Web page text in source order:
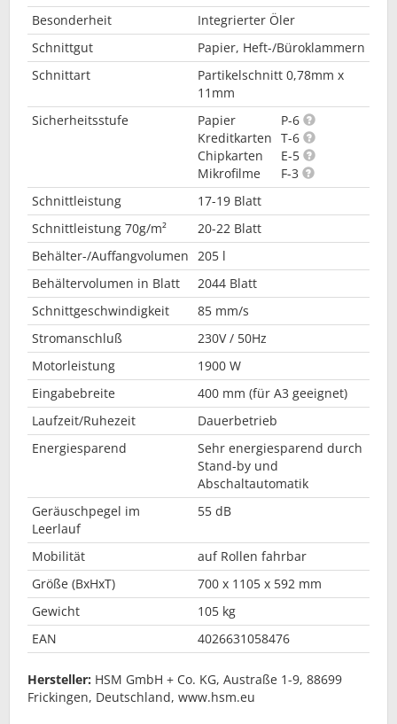
Besonderheit
Integrierter Öler
Schnittgut
Papier, Heft-/Büroklammern
Schnittart
Partikelschnitt 0,78mm x
11mm
Sicherheitsstufe
Papier
P-6
Kreditkarten T-6
Chipkarten
E-5
Mikrofilme
F-3
Schnittleistung
17-19 Blatt
Schnittleistung 70g/m²
20-22 Blatt
Behälter-/Auffangvolumen 205 l
Behältervolumen in Blatt
2044 Blatt
Schnittgeschwindigkeit
85 mm/s
Stromanschluß
230V / 50Hz
Motorleistung
1900 W
Eingabebreite
400 mm (für A3 geeignet)
Laufzeit/Ruhezeit
Dauerbetrieb
Energiesparend
Sehr energiesparend durch
Stand-by und
Abschaltautomatik
Geräuschpegel im
Leerlauf
55 dB
Mobilität
auf Rollen fahrbar
Größe (BxHxT)
700 x 1105 x 592 mm
Gewicht
105 kg
EAN
4026631058476
Hersteller: HSM GmbH + Co. KG, Austraße 1-9, 88699
Frickingen, Deutschland, www.hsm.eu